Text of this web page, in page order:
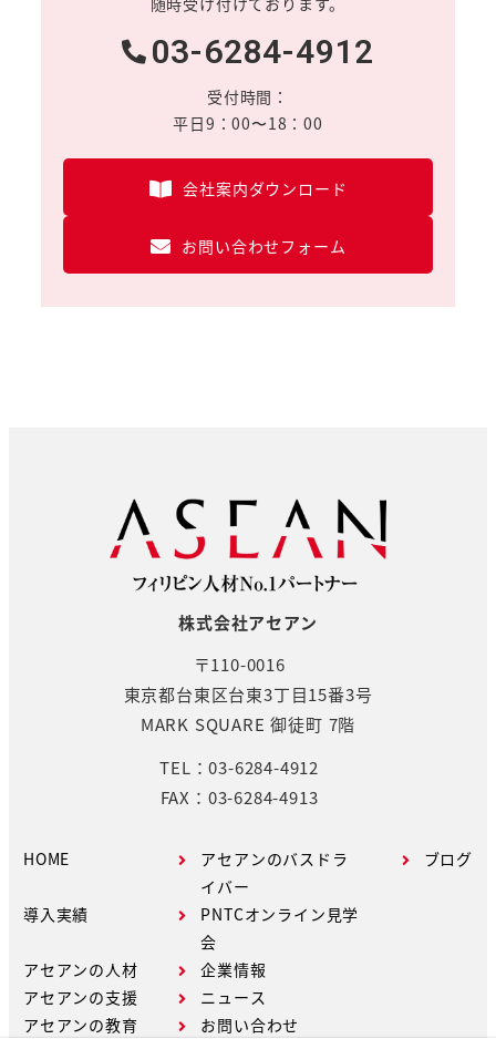
03-6284-4912
受付時間：
平日9：00〜18：00
会社案内ダウンロード
お問い合わせフォーム
株式会社アセアン
〒110-0016
東京都台東区台東3丁目15番3号
MARK SQUARE 御徒町 7階
TEL：03-6284-4912
FAX：03-6284-4913
HOME
導入実績
アセアンの人材
アセアンの支援
アセアンの教育
アセアンのバスドラ
イバー
PNTCオンライン見学
会
企業情報
ニュース
お問い合わせ
ブログ